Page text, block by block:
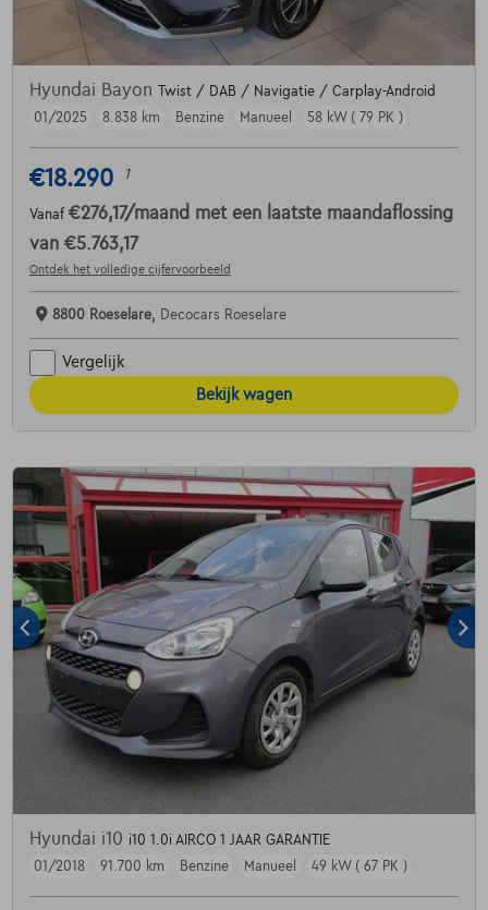
Hyundai Bayon
Twist / DAB / Navigatie / Carplay-Android
01/2025
8.838 km Benzine Manueel 58 kW ( 79 PK )
€18.290 1
Vanaf €276,17/maand met een laatste maandaflossing
van €5.763,17
Ontdek het volledige cijfervoorbeeld
8800 Roeselare, Decocars Roeselare
Vergelijk
Bekijk wagen
Hyundai i10 i10 1.0i AIRCO 1 JAAR GARANTIE
01/2018
91.700 km Benzine Manueel 49 kW ( 67 PK )